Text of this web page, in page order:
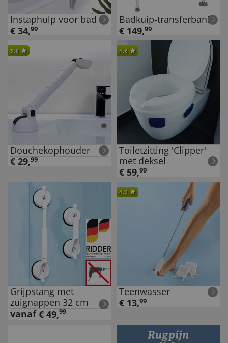
Instaphulp voor bad
€ 34,99
Badkuip-transferbank
€ 149,99
5.0
Douchekophouder
€ 29,99
4.6
Toiletzitting 'Clipper'
met deksel
€ 59,99
Grijpstang met
zuignappen 32 cm
vanaf € 49,99
4.3
Teenwasser
€ 13,99